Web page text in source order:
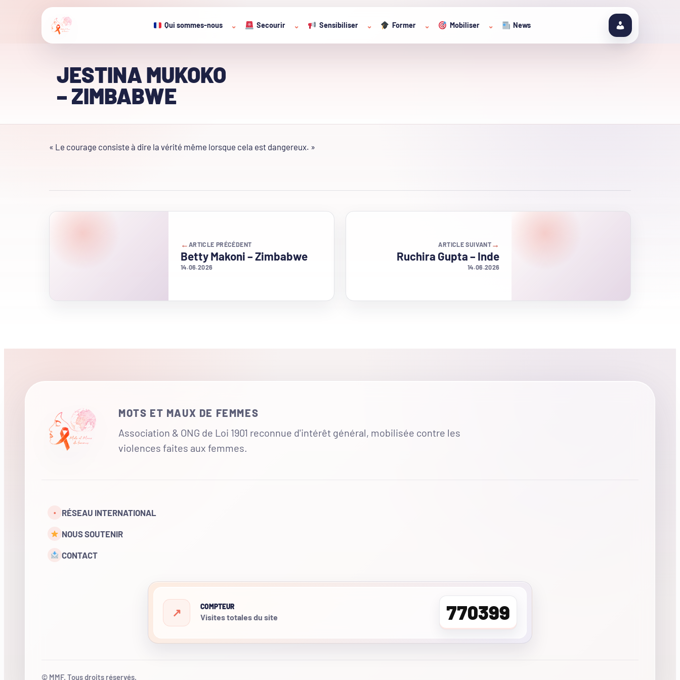
Qui sommes-nous ⌄ Secourir ⌄ Sensibiliser ⌄ Former ⌄ Mobiliser ⌄ News
JESTINA MUKOKO
– ZIMBABWE
« Le courage consiste à dire la vérité même lorsque cela est dangereux. »
← ARTICLE PRÉCÉDENT
Betty Makoni – Zimbabwe
14.06.2026
→
ARTICLE SUIVANT
Ruchira Gupta – Inde
14.06.2026
MOTS ET MAUX DE FEMMES
Association & ONG de Loi 1901 reconnue d'intérêt général, mobilisée contre les
violences faites aux femmes.
• RÉSEAU INTERNATIONAL
NOUS SOUTENIR
CONTACT
COMPTEUR
Visites totales du site 770399
© MMF. Tous droits réservés.